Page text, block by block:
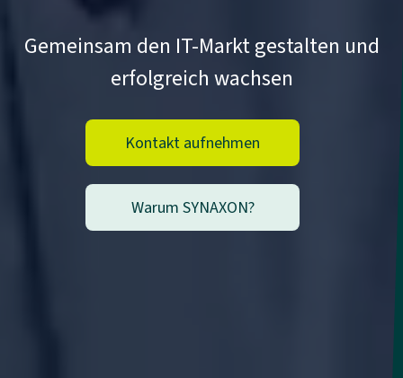
Gemeinsam den IT-Markt gestalten und
erfolgreich wachsen
Kontakt aufnehmen
Warum SYNAXON?